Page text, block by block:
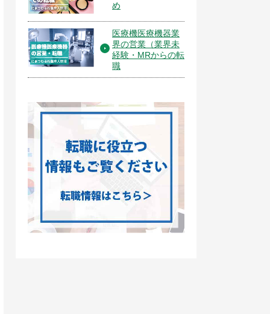
め
医療機医療機器業
界の営業（業界未
経験・MRからの転
職